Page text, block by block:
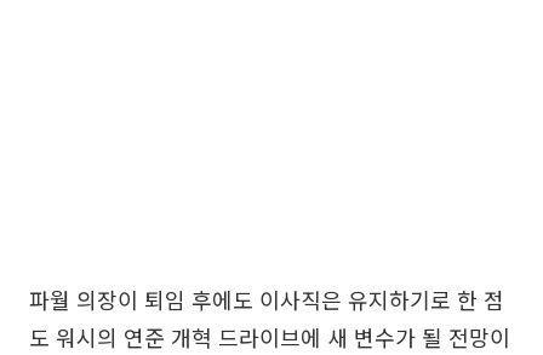
파월 의장이 퇴임 후에도 이사직은 유지하기로 한 점
도 워시의 연준 개혁 드라이브에 새 변수가 될 전망이